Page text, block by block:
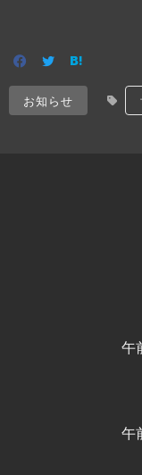
お知らせ
午
午